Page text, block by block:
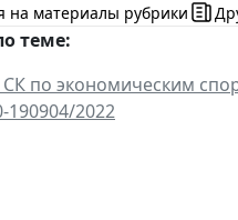
на материалы рубрики
теме:
по экономическим
190904/2022